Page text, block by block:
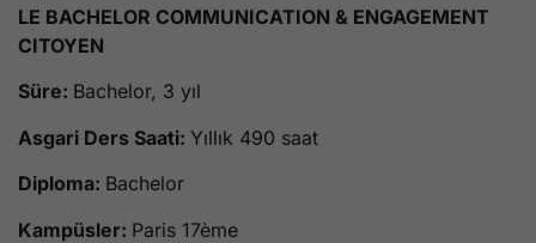
LE BACHELOR COMMUNICATION & ENGAGEMENT
CITOYEN
Süre: Bachelor, 3 yıl
Asgari Ders Saati: Yıllık 490 saat
Diploma: Bachelor
Kampüsler: Paris 17ème